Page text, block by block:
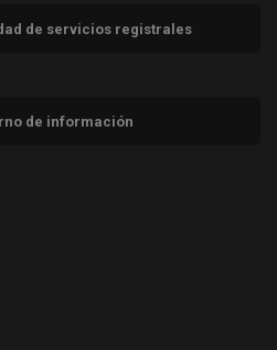
de servicios registrales
de información